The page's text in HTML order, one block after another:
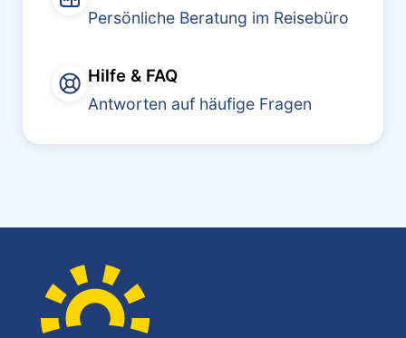
Persönliche Beratung im Reisebüro
Hilfe & FAQ
Antworten auf häufige Fragen